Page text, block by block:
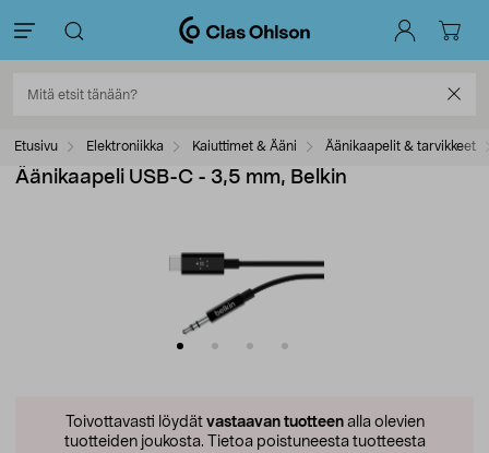
Etusivu Elektroniikka Kaiuttimet & Ääni Äänikaapelit & tarvikkeet
Äänikaapeli USB-C - 3,5 mm, Belkin
Toivottavasti löydät vastaavan tuotteenalla olevien
tuotteiden joukosta. Tietoa poistuneesta tuotteesta